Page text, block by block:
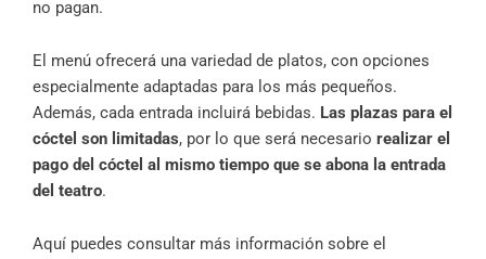
no pagan.
El menú ofrecerá una variedad de platos, con opciones
especialmente adaptadas para los más pequeños.
Además, cada entrada incluirá bebidas. Las plazas para el
cóctel son limitadas, por lo que será necesario realizar el
pago del cóctel al mismo tiempo que se abona la entrada
del teatro.
Aquí puedes consultar más información sobre el